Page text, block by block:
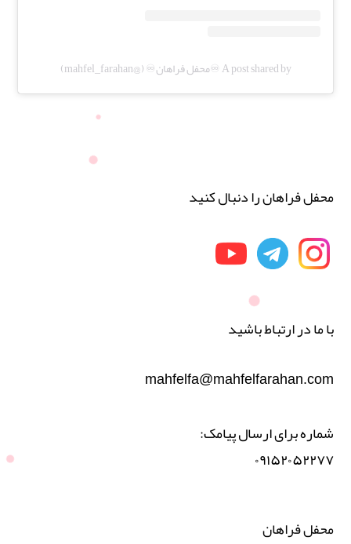
A post shared by ♾️محفل فراهان♾️ (@mahfel_farahan)
محفل فراهان را دنبال کنید
با ما در ارتباط باشید
mahfelfa@mahfelfarahan.com
شماره برای ارسال پیامک:
۰۹۱۵۲۰۵۲۲۷۷
محفل فراهان